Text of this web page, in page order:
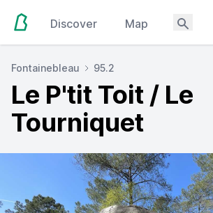
Discover Map
Fontainebleau 95.2
Le P'tit Toit / Le
Tourniquet